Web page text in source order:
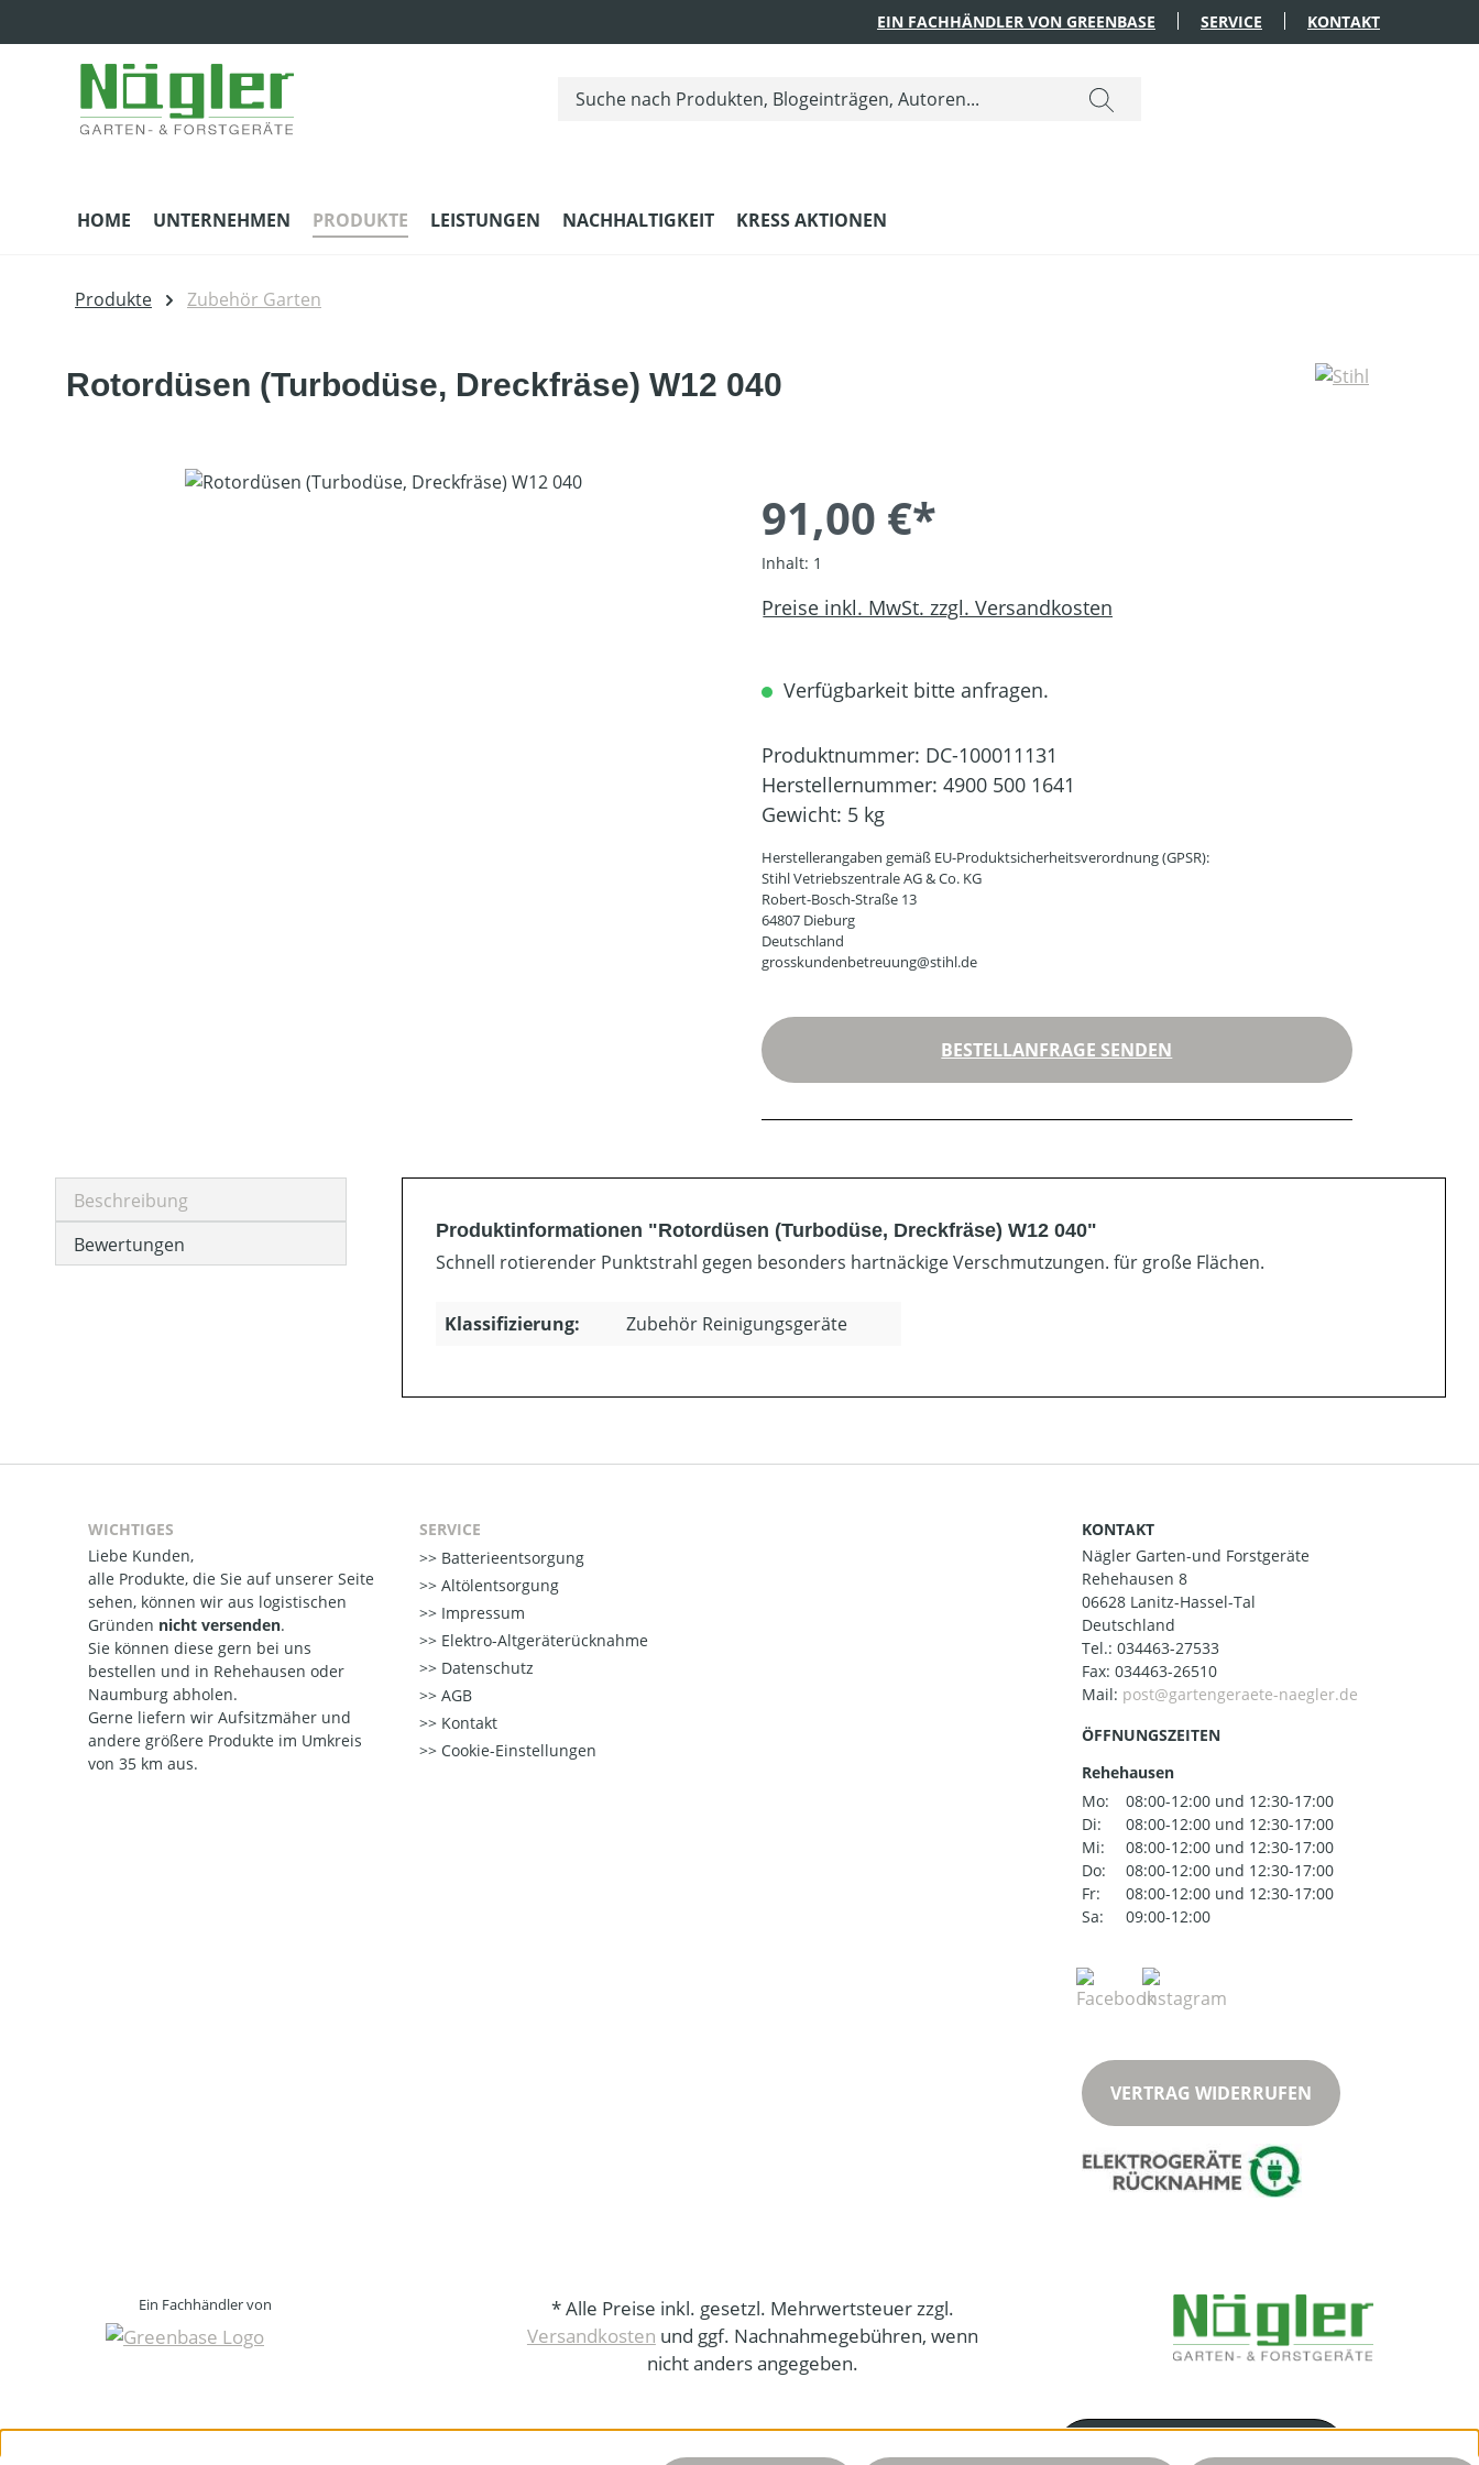
EIN FACHHÄNDLER VON GREENBASE SERVICE KONTAKT
HOME UNTERNEHMEN PRODUKTE LEISTUNGEN NACHHALTIGKEIT KRESS AKTIONEN
Produkte Zubehör Garten
Rotordüsen (Turbodüse, Dreckfräse) W12 040
Bildergalerie überspringen
91,00 €*
Inhalt: 1
Preise inkl. MwSt. zzgl. Versandkosten
Verfügbarkeit bitte anfragen.
Produktnummer: DC-100011131
Herstellernummer: 4900 500 1641
Gewicht: 5 kg
Herstellerangaben gemäß EU-Produktsicherheitsverordnung (GPSR):
Stihl Vetriebszentrale AG & Co. KG
Robert-Bosch-Straße 13
64807 Dieburg
Deutschland
grosskundenbetreuung@stihl.de
BESTELLANFRAGE SENDEN
Beschreibung
Bewertungen
Produktinformationen "Rotordüsen (Turbodüse, Dreckfräse) W12 040"
Schnell rotierender Punktstrahl gegen besonders hartnäckige Verschmutzungen. für große Flächen.
Klassifizierung: Zubehör Reinigungsgeräte
WICHTIGES
Liebe Kunden,
alle Produkte, die Sie auf unserer Seite
sehen, können wir aus logistischen
Gründen nicht versenden.
Sie können diese gern bei uns
bestellen und in Rehehausen oder
Naumburg abholen.
Gerne liefern wir Aufsitzmäher und
andere größere Produkte im Umkreis
von 35 km aus.
SERVICE
Batterieentsorgung
Altölentsorgung
Impressum
Elektro-Altgeräterücknahme
Datenschutz
AGB
Kontakt
Cookie-Einstellungen
KONTAKT
Nägler Garten-und Forstgeräte
Rehehausen 8
06628 Lanitz-Hassel-Tal
Deutschland
Tel.: 034463-27533
Fax: 034463-26510
Mail:
ÖFFNUNGSZEITEN
Rehehausen
Mo:
08:00-12:00 und 12:30-17:00
Di:
08:00-12:00 und 12:30-17:00
Mi:
08:00-12:00 und 12:30-17:00
Do:
08:00-12:00 und 12:30-17:00
Fr:
08:00-12:00 und 12:30-17:00
Sa:
09:00-12:00
VERTRAG WIDERRUFEN
Ein Fachhändler von
* Alle Preise inkl. gesetzl. Mehrwertsteuer zzgl.
Versandkosten und ggf. Nachnahmegebühren, wenn
nicht anders angegeben.